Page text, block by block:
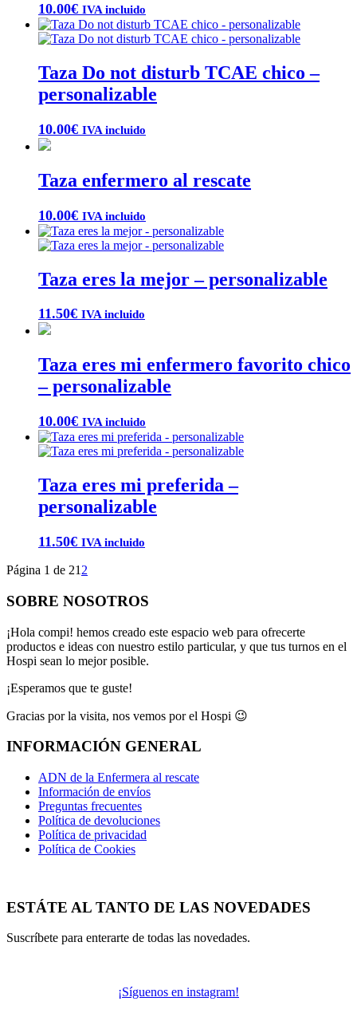
10.00€ IVA incluido
Taza Do not disturb TCAE chico –
personalizable
10.00€ IVA incluido
Taza enfermero al rescate
10.00€ IVA incluido
Taza eres la mejor – personalizable
11.50€ IVA incluido
Taza eres mi enfermero favorito chico
– personalizable
10.00€ IVA incluido
Taza eres mi preferida –
personalizable
11.50€ IVA incluido
Página 1 de 21 2
SOBRE NOSOTROS
¡Hola compi! hemos creado este espacio web para ofrecerte
productos e ideas con nuestro estilo particular, y que tus turnos en el
Hospi sean lo mejor posible.
¡Esperamos que te guste!
Gracias por la visita, nos vemos por el Hospi 😉
INFORMACIÓN GENERAL
ADN de la Enfermera al rescate
Información de envíos
Preguntas frecuentes
Política de devoluciones
Política de privacidad
Política de Cookies
ESTÁTE AL TANTO DE LAS NOVEDADES
Suscríbete para enterarte de todas las novedades.
¡Síguenos en instagram!